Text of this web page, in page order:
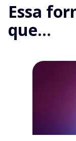
Essa
que...